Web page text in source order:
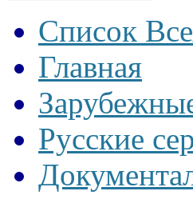
Список
Главная
Русские